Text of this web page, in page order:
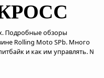
Подробные обзоры
Rolling Moto SPb. Много
и как им управлять. №